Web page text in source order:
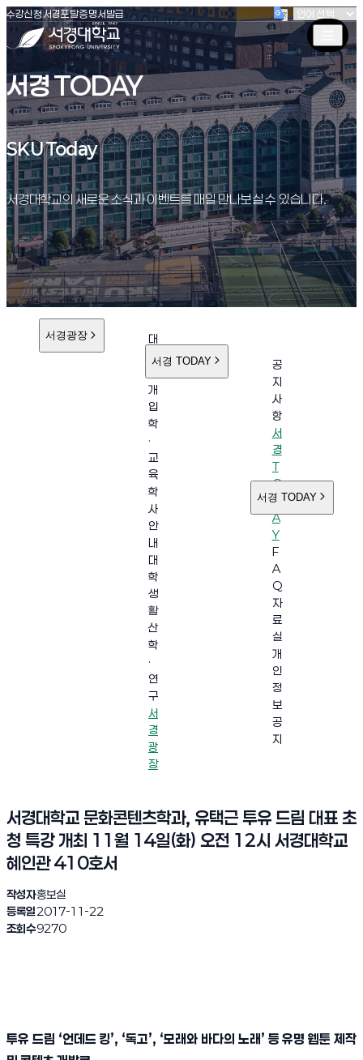
서경대학교
수강신청(새창 열림)
서경포탈(새창 열림)
증명서발급(새창 열림)
서경 TODAY
SKU Today
SKU Today
서경대학교의 새로운 소식과 이벤트를 매일 만나보실 수 있습니다.
서경광장
대
학
개
입
학
·
교
육
학
사
안
내
대
학
생
활
산
학
·
연
구
서
경
광
장
서경 TODAY
공
지
사
항
서
경
T
O
D
A
Y
F
A
Q
자
료
실
개
인
정
보
공
지
서경 TODAY
서경대학교 문화콘텐츠학과, 유택근 투유 드림 대표 초
청 특강 개최 11월 14일(화) 오전 12시 서경대학교
혜인관 410호서
작성자홍보실
등록일2017-11-22
조회수9270
투유 드림 ‘언데드 킹’, ‘독고’, ‘모래와 바다의 노래 ’ 등 유명 웹툰 제작